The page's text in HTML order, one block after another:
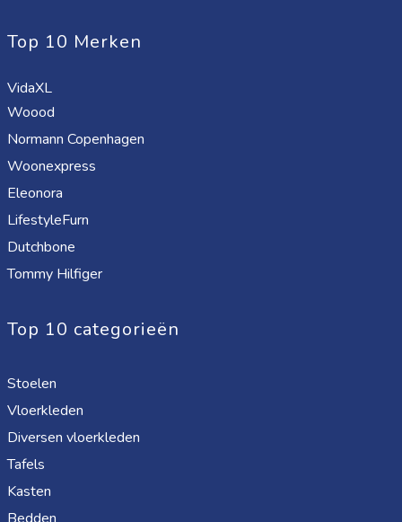
Top 10 Merken
VidaXL
Woood
Normann Copenhagen
Woonexpress
Eleonora
LifestyleFurn
Dutchbone
Tommy Hilfiger
Top 10 categorieën
Stoelen
Vloerkleden
Diversen vloerkleden
Tafels
Kasten